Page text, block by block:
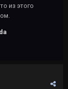
из этого